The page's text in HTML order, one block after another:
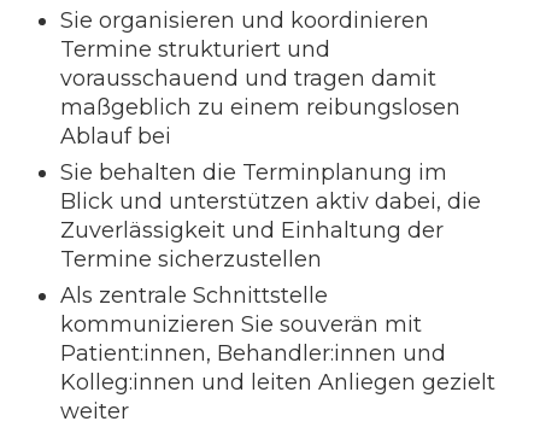
Sie organisieren und koordinieren
Termine strukturiert und
vorausschauend und tragen damit
maßgeblich zu einem reibungslosen
Ablauf bei
Sie behalten die Terminplanung im
Blick und unterstützen aktiv dabei, die
Zuverlässigkeit und Einhaltung der
Termine sicherzustellen
Als zentrale Schnittstelle
kommunizieren Sie souverän mit
Patient:innen, Behandler:innen und
Kolleg:innen und leiten Anliegen gezielt
weiter